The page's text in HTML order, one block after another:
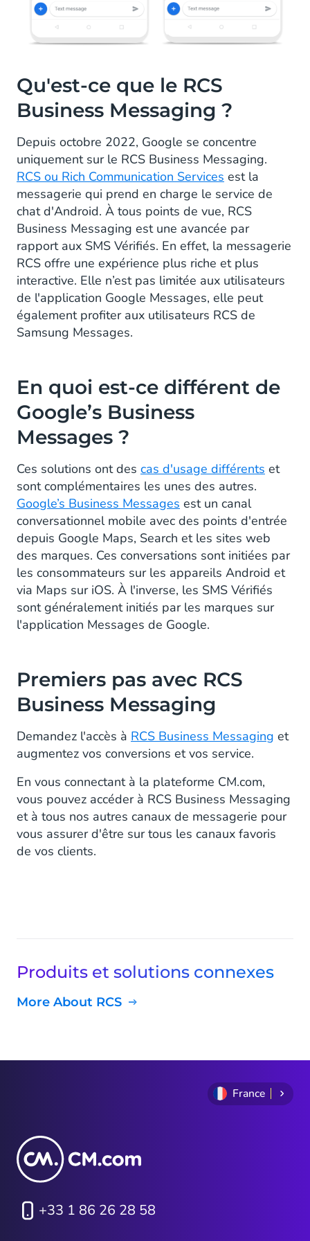
Qu'est-ce que le RCS
Business Messaging ?
Depuis octobre 2022, Google se concentre
uniquement sur le RCS Business Messaging.
RCS ou Rich Communication Services est la
messagerie qui prend en charge le service de
chat d'Android. À tous points de vue, RCS
Business Messaging est une avancée par
rapport aux SMS Vérifiés. En effet, la messagerie
RCS offre une expérience plus riche et plus
interactive. Elle n’est pas limitée aux utilisateurs
de l'application Google Messages, elle peut
également profiter aux utilisateurs RCS de
Samsung Messages.
En quoi est-ce différent de
Google’s Business
Messages ?
Ces solutions ont des cas d'usage différents et
sont complémentaires les unes des autres.
Google’s Business Messages est un canal
conversationnel mobile avec des points d'entrée
depuis Google Maps, Search et les sites web
des marques. Ces conversations sont initiées par
les consommateurs sur les appareils Android et
via Maps sur iOS. À l'inverse, les SMS Vérifiés
sont généralement initiés par les marques sur
l'application Messages de Google.
Premiers pas avec RCS
Business Messaging
Demandez l'accès à RCS Business Messaging et
augmentez vos conversions et vos service.
En vous connectant à la plateforme CM.com,
vous pouvez accéder à RCS Business Messaging
et à tous nos autres canaux de messagerie pour
vous assurer d'être sur tous les canaux favoris
de vos clients.
Produits et solutions connexes
More About RCS
France
+33 1 86 26 28 58